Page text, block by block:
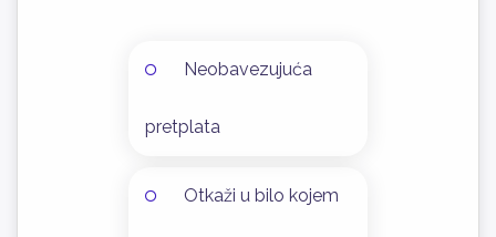
Neobavezujuća
pretplata
Otkaži u bilo kojem